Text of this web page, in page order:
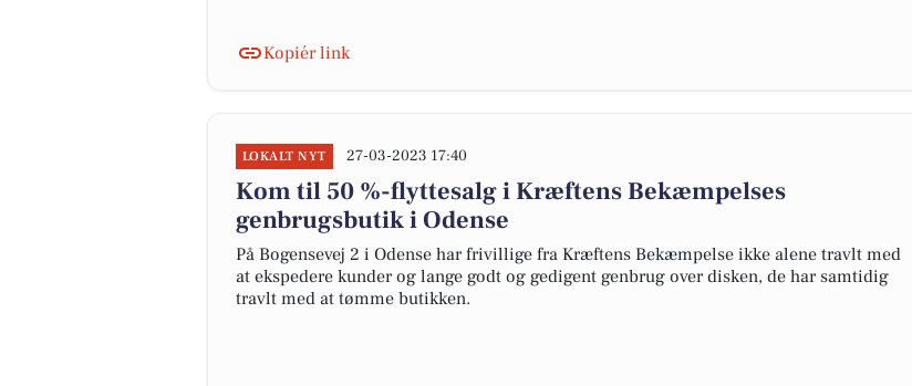
Kopiér link
LOKALT NYT 27-03-2023 17:40
Kom til 50 %-flyttesalg i Kræftens Bekæmpelses
genbrugsbutik i Odense
På Bogensevej 2 i Odense har frivillige fra Kræftens Bekæmpelse ikke alene travlt med
at ekspedere kunder og lange godt og gedigent genbrug over disken, de har samtidig
travlt med at tømme butikken.